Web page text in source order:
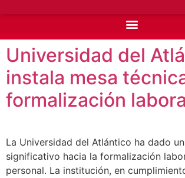
Universidad del
instala mesa
formalización
La Universidad del Atlántico ha dado
significativo hacia la formalización
personal. La institución, en